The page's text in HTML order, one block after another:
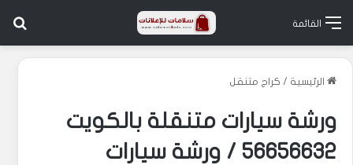
القائمة
الرئيسية / كراج متنقل
ورشة سيارات متنقلة بالكويت
56656632 / ورشة سيارات